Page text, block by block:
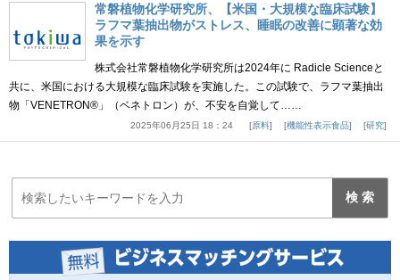
常磐植物化学研究所、【米国・大規模な臨床試験】
ラフマ葉抽出物がストレス、睡眠の改善に顕著な効
果を示す
株式会社常磐植物化学研究所は2024年に Radicle Scienceと
共に、米国における大規模な臨床試験を実施した。この試験で、ラフマ葉抽出
物「VENETRON®」（ベネトロン）が、不安を自覚して……
2025年06月25日 18：24 原料 機能性表示食品 研究